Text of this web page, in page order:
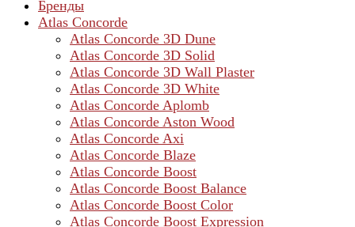
Бренды
Atlas Concorde
Atlas Concorde 3D Dune
Atlas Concorde 3D Solid
Atlas Concorde 3D Wall Plaster
Atlas Concorde 3D White
Atlas Concorde Aplomb
Atlas Concorde Aston Wood
Atlas Concorde Axi
Atlas Concorde Blaze
Atlas Concorde Boost
Atlas Concorde Boost Balance
Atlas Concorde Boost Color
Atlas Concorde Boost Expression